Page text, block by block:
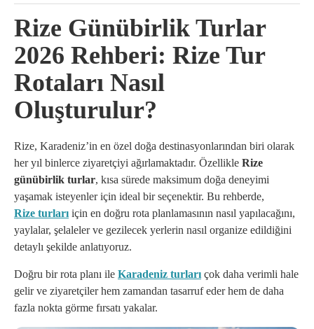
Rize Günübirlik Turlar
2026 Rehberi: Rize Tur
Rotaları Nasıl
Oluşturulur?
Rize, Karadeniz’in en özel doğa destinasyonlarından biri olarak
her yıl binlerce ziyaretçiyi ağırlamaktadır. Özellikle Rize
günübirlik turlar, kısa sürede maksimum doğa deneyimi
yaşamak isteyenler için ideal bir seçenektir. Bu rehberde,
Rize turları için en doğru rota planlamasının nasıl yapılacağını,
yaylalar, şelaleler ve gezilecek yerlerin nasıl organize edildiğini
detaylı şekilde anlatıyoruz.
Doğru bir rota planı ile Karadeniz turları çok daha verimli hale
gelir ve ziyaretçiler hem zamandan tasarruf eder hem de daha
fazla nokta görme fırsatı yakalar.